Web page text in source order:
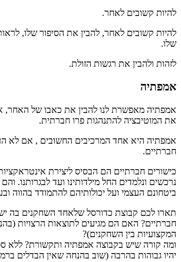
להיות קשובים לאחר.
להיות קשובים לאחר, להבין את הסיפור שלו,
שלו.
לזהות ולהבין את רגשות הזולת.
אמפתיה
אמפתיה מאפשרת לנו להבין את כאבו של האחר,
את המוטיבציה להתנהגות פרו חברתית.
אמפתיה היא אחד המרכיבים החשובים , אם לא
חברתיים.
כישורים חברתיים הם הבסיס ליצירת
נרכשים ונלמדים החל מילדותינו ועד לבגרותנו.
ביטחונם העצמי ועל יכולותיהם להתמודד בהווה
תארו לכם קבוצת כדורסל שלאחד השחקנים בה יש
חברתיים? האם הם מגיעים לתוצאות הרצויות
המקצועיות בין השחקנים)?
ומה קורה שיש בקבוצה אמפתיה ותקשורת? ללא
יהיו גבוהות בהרבה (שוב בהנחה שאין הבדלים